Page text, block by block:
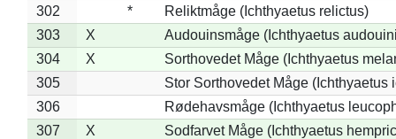
302
*
Reliktmåge (Ichthyaetus relictus)
303
X
Audouinsmåge (Ichthyaetus
304
X
Sorthovedet Måge (Ichthyaetus
305
Stor Sorthovedet Måge (Ichthyaetus
306
Rødehavsmåge (Ichthyaetus
307
X
Sodfarvet Måge (Ichthyaetus